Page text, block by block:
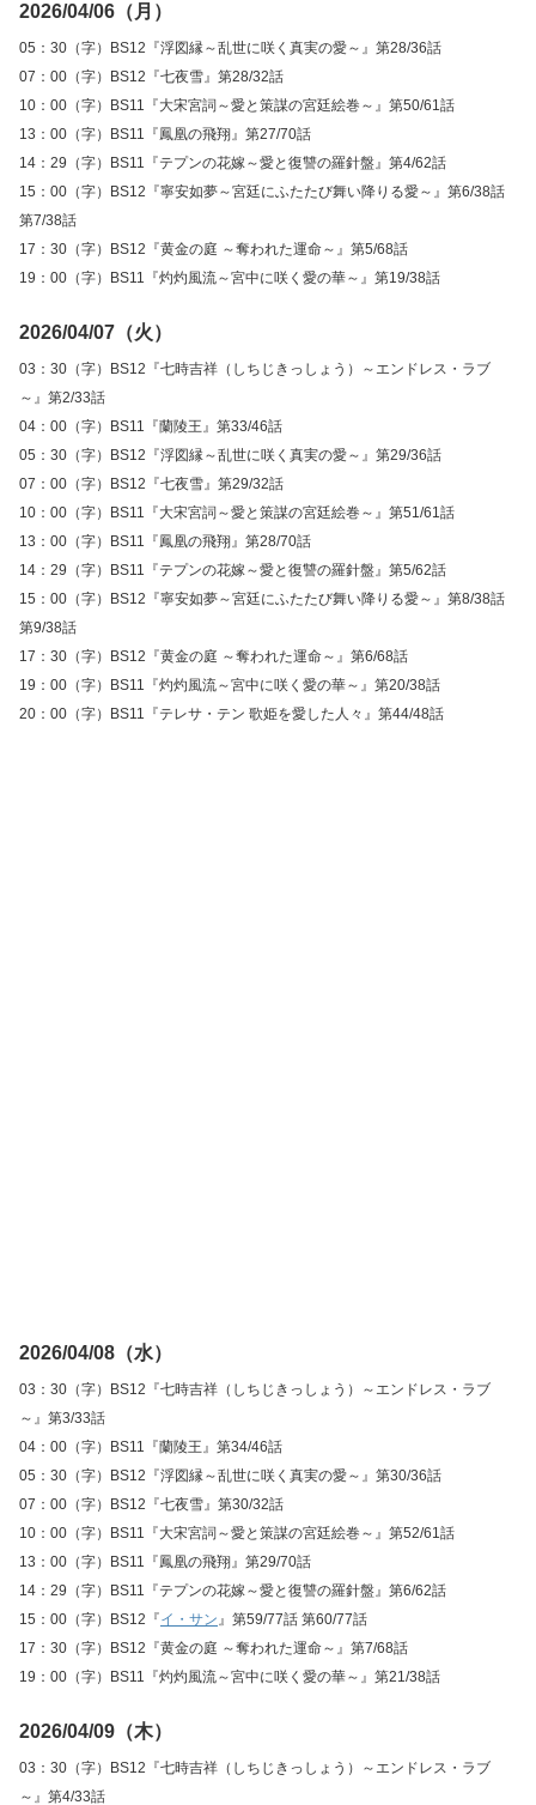
2026/04/06（月）
05：30（字）BS12『浮図縁～乱世に咲く真実の愛～』第28/36話
07：00（字）BS12『七夜雪』第28/32話
10：00（字）BS11『大宋宮詞～愛と策謀の宮廷絵巻～』第50/61話
13：00（字）BS11『鳳凰の飛翔』第27/70話
14：29（字）BS11『テプンの花嫁～愛と復讐の羅針盤』第4/62話
15：00（字）BS12『寧安如夢～宮廷にふたたび舞い降りる愛～』第6/38話
第7/38話
17：30（字）BS12『黄金の庭 ～奪われた運命～』第5/68話
19：00（字）BS11『灼灼風流～宮中に咲く愛の華～』第19/38話
2026/04/07（火）
03：30（字）BS12『七時吉祥（しちじきっしょう）～エンドレス・ラブ
～』第2/33話
04：00（字）BS11『蘭陵王』第33/46話
05：30（字）BS12『浮図縁～乱世に咲く真実の愛～』第29/36話
07：00（字）BS12『七夜雪』第29/32話
10：00（字）BS11『大宋宮詞～愛と策謀の宮廷絵巻～』第51/61話
13：00（字）BS11『鳳凰の飛翔』第28/70話
14：29（字）BS11『テプンの花嫁～愛と復讐の羅針盤』第5/62話
15：00（字）BS12『寧安如夢～宮廷にふたたび舞い降りる愛～』第8/38話
第9/38話
17：30（字）BS12『黄金の庭 ～奪われた運命～』第6/68話
19：00（字）BS11『灼灼風流～宮中に咲く愛の華～』第20/38話
20：00（字）BS11『テレサ・テン 歌姫を愛した人々』第44/48話
2026/04/08（水）
03：30（字）BS12『七時吉祥（しちじきっしょう）～エンドレス・ラブ
～』第3/33話
04：00（字）BS11『蘭陵王』第34/46話
05：30（字）BS12『浮図縁～乱世に咲く真実の愛～』第30/36話
07：00（字）BS12『七夜雪』第30/32話
10：00（字）BS11『大宋宮詞～愛と策謀の宮廷絵巻～』第52/61話
13：00（字）BS11『鳳凰の飛翔』第29/70話
14：29（字）BS11『テプンの花嫁～愛と復讐の羅針盤』第6/62話
15：00（字）BS12『イ・サン』第59/77話 第60/77話
17：30（字）BS12『黄金の庭 ～奪われた運命～』第7/68話
19：00（字）BS11『灼灼風流～宮中に咲く愛の華～』第21/38話
2026/04/09（木）
03：30（字）BS12『七時吉祥（しちじきっしょう）～エンドレス・ラブ
～』第4/33話